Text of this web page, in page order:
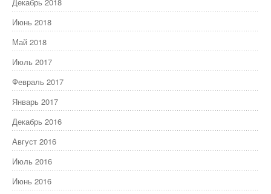
Июнь 2018
Май 2018
Июль 2017
Февраль 2017
Январь 2017
Декабрь 2016
Август 2016
Июль 2016
Июнь 2016